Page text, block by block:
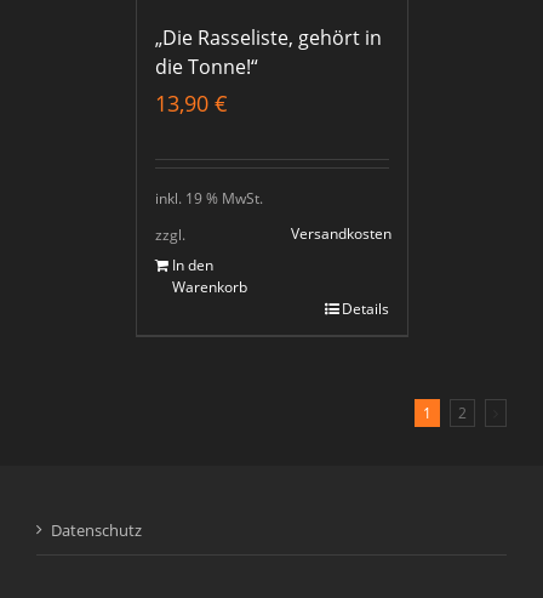
„Die Rasseliste, gehört in
die Tonne!“
13,90 €
inkl. 19 % MwSt.
zzgl.
Versandkosten
In den
Warenkorb
Details
1 2
Datenschutz